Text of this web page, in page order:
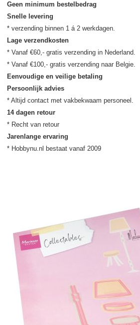
Geen minimum bestelbedrag
Snelle levering
Lage verzendkosten
* Vanaf €60,- gratis verzending in Nederland.
Eenvoudige en veilige betaling
Persoonlijk advies
14 dagen retour
Jarenlange ervaring
* Hobbynu.nl bestaat vanaf 2009